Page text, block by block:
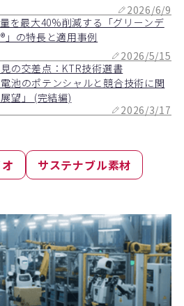
2026/6/9
を最大40%削減する「グリーンデ
」の特長と適用事例
2026/5/15
の交差点：KTR技術選書
電池のポテンシャルと競合技術に関
望」 (完結編)
2026/3/17
サステナブル素材